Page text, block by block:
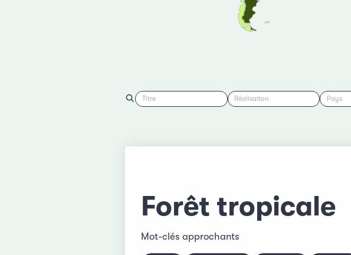
Titre Réalisation Pays
Forêt tropicale
Mot-clés approchants